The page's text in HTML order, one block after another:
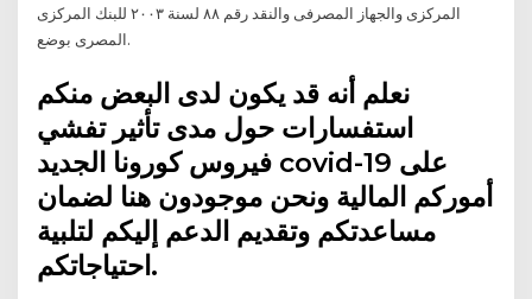
المركزى والجهاز المصرفى والنقد رقم ٨٨ لسنة ٢٠٠٣ للبنك المركزى
المصرى بوضع.
نعلم أنه قد يكون لدى البعض منكم
استفسارات حول مدى تأثير تفشي
فيروس كورونا الجديد covid-19 على
أموركم المالية ونحن موجودون هنا لضمان
مساعدتكم وتقديم الدعم إليكم لتلبية
احتياجاتكم.